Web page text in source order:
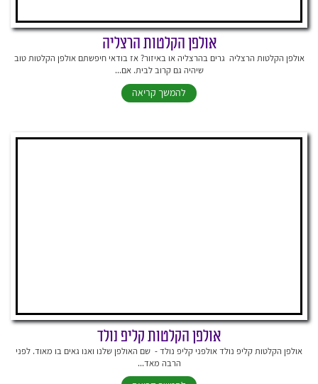
אולפן הקלטות הרצליה
אולפן הקלטות הרצליה גרים בהרצליה או באיזור? אז בודאי חיפשתם אולפן הקלטות טוב
שיהיה גם קרוב לבית. אם...
להמשך קריאה
אולפן הקלטות קליפ נולד
אולפן הקלטות קליפ נולד אולפני קליפ נולד - שם האולפן שלנו ואנו גאים בו מאוד. לפני
הרבה מאד...